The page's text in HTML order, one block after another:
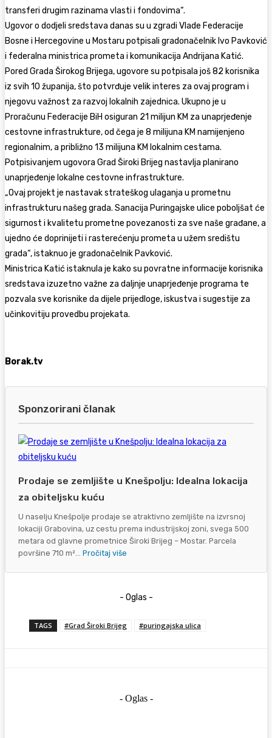
transferi drugim razinama vlasti i fondovima“.
Ugovor o dodjeli sredstava danas su u zgradi Vlade Federacije
Bosne i Hercegovine u Mostaru potpisali gradonačelnik Ivo Pavković
i federalna ministrica prometa i komunikacija Andrijana Katić.
Pored Grada Širokog Brijega, ugovore su potpisala još 82 korisnika
iz svih 10 županija, što potvrđuje velik interes za ovaj program i
njegovu važnost za razvoj lokalnih zajednica. Ukupno je u
Proračunu Federacije BiH osiguran 21 milijun KM za unaprjeđenje
cestovne infrastrukture, od čega je 8 milijuna KM namijenjeno
regionalnim, a približno 13 milijuna KM lokalnim cestama.
Potpisivanjem ugovora Grad Široki Brijeg nastavlja planirano
unaprjeđenje lokalne cestovne infrastrukture.
„Ovaj projekt je nastavak strateškog ulaganja u prometnu
infrastrukturu našeg grada. Sanacija Puringajske ulice poboljšat će
sigurnost i kvalitetu prometne povezanosti za sve naše građane, a
ujedno će doprinijeti i rasterećenju prometa u užem središtu
grada“, istaknuo je gradonačelnik Pavković.
Ministrica Katić istaknula je kako su povratne informacije korisnika
sredstava izuzetno važne za daljnje unaprjeđenje programa te
pozvala sve korisnike da dijele prijedloge, iskustva i sugestije za
učinkovitiju provedbu projekata.
Borak.tv
Sponzorirani članak
Prodaje se zemljište u Knešpolju: Idealna lokacija
za obiteljsku kuću
U naselju Knešpolje prodaje se atraktivno zemljište na izvrsnoj
lokaciji Grabovina, uz cestu prema industrijskoj zoni, svega 500
metara od glavne prometnice Široki Brijeg – Mostar. Parcela
površine 710 m²... Pročitaj više
- Oglas -
TAGS #Grad Široki Brijeg #puringajska ulica
- Oglas -